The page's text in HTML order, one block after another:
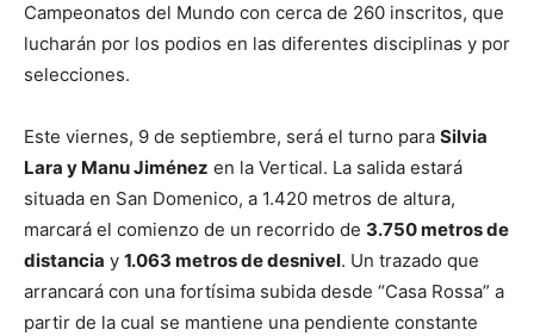
Campeonatos del Mundo con cerca de 260 inscritos, que
lucharán por los podios en las diferentes disciplinas y por
selecciones.
Este viernes, 9 de septiembre, será el turno para Silvia
Lara y Manu Jiménez en la Vertical. La salida estará
situada en San Domenico, a 1.420 metros de altura,
marcará el comienzo de un recorrido de 3.750 metros de
distancia y 1.063 metros de desnivel. Un trazado que
arrancará con una fortísima subida desde “Casa Rossa” a
partir de la cual se mantiene una pendiente constante